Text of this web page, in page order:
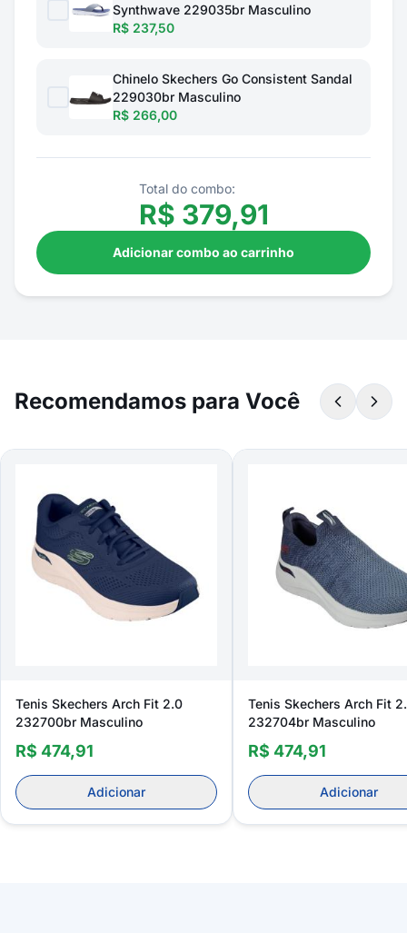
Synthwave 229035br Masculino
R$ 237,50
Chinelo Skechers Go Consistent Sandal
229030br Masculino
R$ 266,00
Total do combo:
R$ 379,91
Adicionar combo ao carrinho
Recomendamos para Você
Tenis Skechers Arch Fit 2.0
232700br Masculino
R$ 474,91
Adicionar
Tenis Skechers Arch Fit
232704br Masculino
R$ 474,91
Adicionar